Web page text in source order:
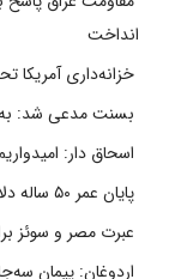
انداخت
خزانه‌داری آمریکا
بسنت مدعی شد: به
اسحاق دار:
پایان عمر ۵۰ ساله دلارهای نفتی به دست ایران
عبرت مصر و سوئز
اردوغان: پیمان